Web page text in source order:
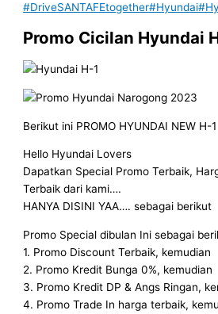
#DriveSANTAFEtogether#Hyundai
Promo Cicilan Hyundai
Berikut ini PROMO HYUNDAI NEW H-1
Hello Hyundai Lovers
Dapatkan Special Promo Terbaik,
Terbaik dari kami….
HANYA DISINI YAA…. sebagai berikut
Promo Special dibulan Ini sebagai
1. Promo Discount Terbaik, kemudian
2. Promo Kredit Bunga 0%, kemudian
3. Promo Kredit DP & Angs Ringan,
4. Promo Trade In harga terbaik,